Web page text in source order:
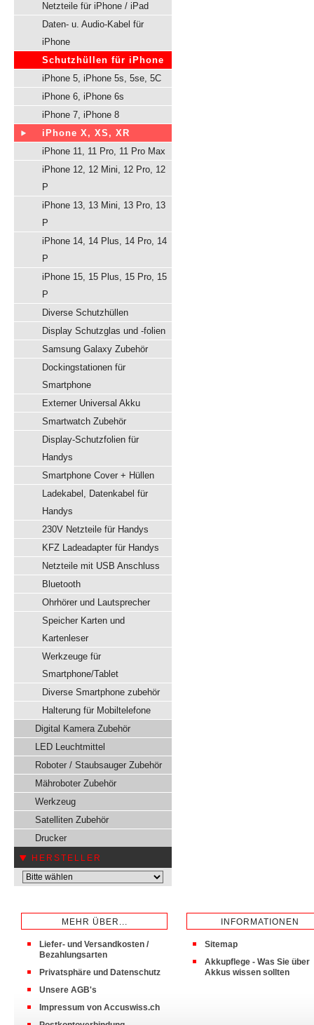
Netzteile für iPhone / iPad
Daten- u. Audio-Kabel für
iPhone
Schutzhüllen für iPhone
iPhone 5, iPhone 5s, 5se, 5C
iPhone 6, iPhone 6s
iPhone 7, iPhone 8
iPhone X, XS, XR
iPhone 11, 11 Pro, 11 Pro Max
iPhone 12, 12 Mini, 12 Pro, 12
P
iPhone 13, 13 Mini, 13 Pro, 13
P
iPhone 14, 14 Plus, 14 Pro, 14
P
iPhone 15, 15 Plus, 15 Pro, 15
P
Diverse Schutzhüllen
Display Schutzglas und -folien
Samsung Galaxy Zubehör
Dockingstationen für
Smartphone
Externer Universal Akku
Smartwatch Zubehör
Display-Schutzfolien für
Handys
Smartphone Cover + Hüllen
Ladekabel, Datenkabel für
Handys
230V Netzteile für Handys
KFZ Ladeadapter für Handys
Netzteile mit USB Anschluss
Bluetooth
Ohrhörer und Lautsprecher
Speicher Karten und
Kartenleser
Werkzeuge für
Smartphone/Tablet
Diverse Smartphone zubehör
Halterung für Mobiltelefone
Digital Kamera Zubehör
LED Leuchtmittel
Roboter / Staubsauger Zubehör
Mähroboter Zubehör
Werkzeug
Satelliten Zubehör
Drucker
HERSTELLER
MEHR ÜBER...
Liefer- und Versandkosten /
Bezahlungsarten
Privatsphäre und Datenschutz
Unsere AGB's
Impressum von Accuswiss.ch
INFORMATIONEN
Sitemap
Akkupflege - Was Sie über
Akkus wissen sollten